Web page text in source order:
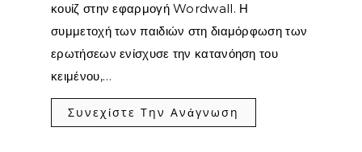
κουίζ στην εφαρμογή Wordwall. Η
συμμετοχή των παιδιών στη διαμόρφωση των
ερωτήσεων ενίσχυσε την κατανόηση του
κειμένου,…
Συνεχίστε Την Ανάγνωση